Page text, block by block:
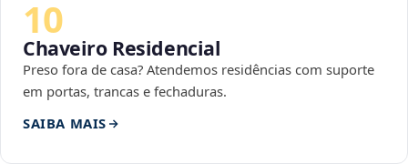
10
Chaveiro Residencial
Preso fora de casa? Atendemos residências com suporte
em portas, trancas e fechaduras.
SAIBA MAIS